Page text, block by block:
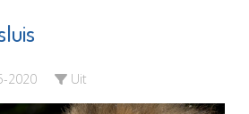
2020 Uit